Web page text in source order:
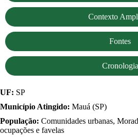
Contexto
Fontes
Cronologia
UF: SP
Município Atingido: Mauá (SP)
População: Comunidades urbanas,
ocupações e favelas